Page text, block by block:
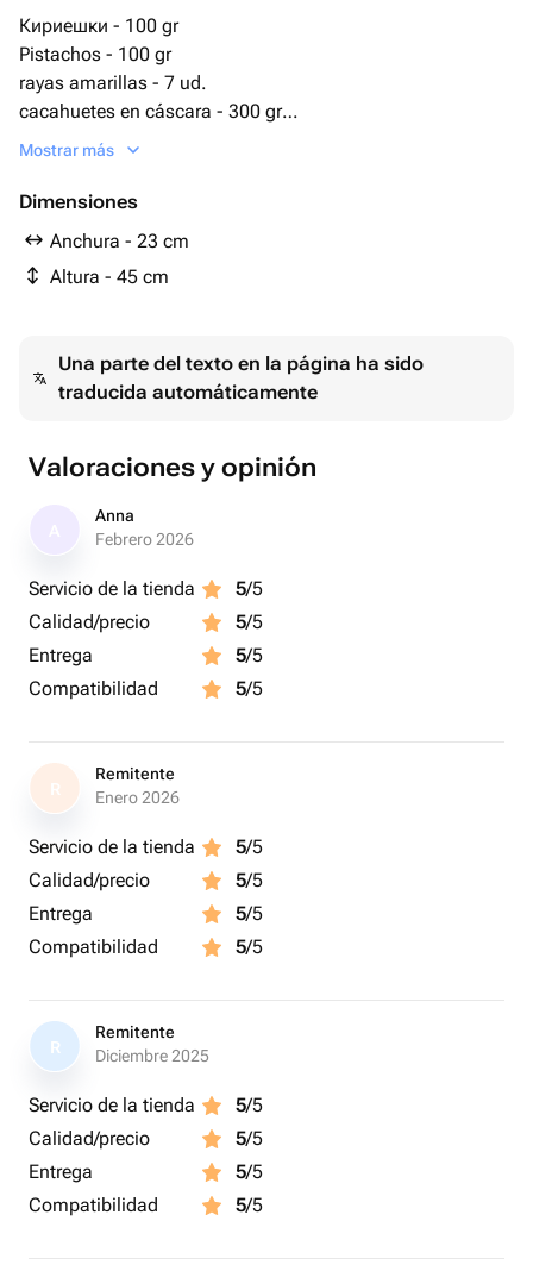
Кириешки - 100 gr
Pistachos - 100 gr
rayas amarillas - 7 ud.
cacahuetes en cáscara - 300 gr
cacahuetes salados - 100 gr
Mostrar más
Dimensiones
Anchura - 23 cm
Altura - 45 cm
Una parte del texto en la página ha sido
traducida automáticamente
Valoraciones y opinión
Anna
Febrero 2026
Servicio de la tienda 5/5
Calidad/precio
5/5
Entrega
5/5
Compatibilidad
5/5
R
Remitente
Enero 2026
Servicio de la tienda 5/5
Calidad/precio
5/5
Entrega
5/5
Compatibilidad
5/5
R
Remitente
Diciembre 2025
Servicio de la tienda 5/5
Calidad/precio
5/5
Entrega
5/5
Compatibilidad
5/5